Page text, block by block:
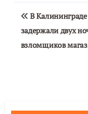
Навигация
по
записям
В Калининграде
задержали двух
взломщиков